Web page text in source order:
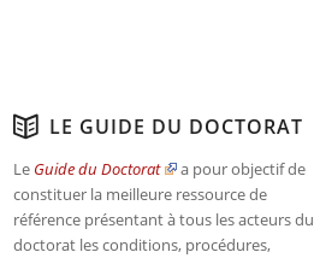
LE GUIDE DU DOCTORAT
Le Guide du Doctorat
a pour objectif de
constituer la meilleure ressource de
référence présentant à tous les acteurs du
doctorat les conditions, procédures,